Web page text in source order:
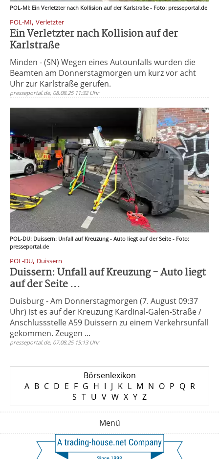
POL-MI: Ein Verletzter nach Kollision auf der Karlstraße - Foto: presseportal.de
POL-MI, Verletzter
Ein Verletzter nach Kollision auf der
Karlstraße
Minden - (SN) Wegen eines Autounfalls wurden die
Beamten am Donnerstagmorgen um kurz vor acht
Uhr zur Karlstraße gerufen.
presseportal.de, 08.08.25 11:32 Uhr
POL-DU: Duissern: Unfall auf Kreuzung - Auto liegt auf der Seite - Foto:
presseportal.de
POL-DU, Duissern
Duissern: Unfall auf Kreuzung - Auto liegt
auf der Seite ...
Duisburg - Am Donnerstagmorgen (7. August 09:37
Uhr) ist es auf der Kreuzung Kardinal-Galen-Straße /
Anschlussstelle A59 Duissern zu einem Verkehrsunfall
gekommen. Zeugen ...
presseportal.de, 07.08.25 15:13 Uhr
Börsenlexikon
A B C D E F G H I J K L M N O P Q R
S T U V W X Y Z
Menü